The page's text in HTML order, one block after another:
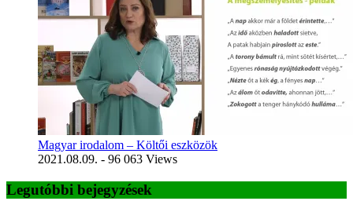
Magyar irodalom – Költői eszközök
2021.08.09. - 96 063 Views
Legutóbbi bejegyzések